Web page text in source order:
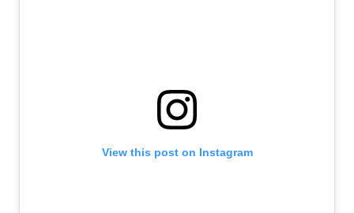
View this post on Instagram